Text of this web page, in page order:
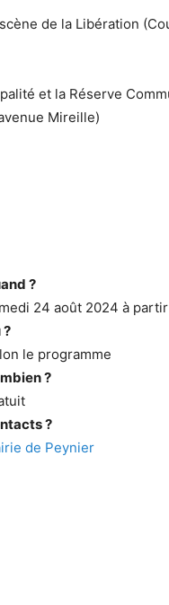
de la Libération
et la Réserve
Mireille)
?
24 août 2024 à
?
le programme
?
?
de Peynier